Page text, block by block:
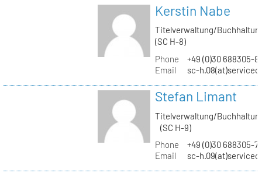
Kerstin Nabe
Titelverwaltung/
(SC H-8)
Phone
+49 (0)30 688305-
Email
sc-
Stefan Limant
Titelverwaltung/
(SC H-9)
Phone
+49 (0)30 688305-
Email
sc-